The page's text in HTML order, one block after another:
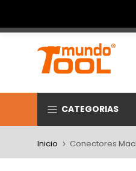
contenido
CATEGORIAS
Inicio Conectores